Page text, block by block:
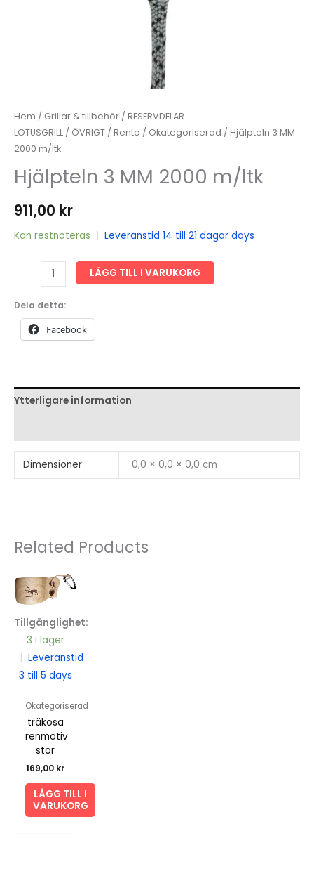
Hem / Grillar & tillbehör / RESERVDELAR
LOTUSGRILL / ÖVRIGT / Rento / Okategoriserad / Hjälpteln 3 MM
2000 m/ltk
Hjälpteln 3 MM 2000 m/ltk
911,00 kr
Kan restnoteras Leveranstid 14 till 21 dagar days
Hjälpteln
MM
2000
m/ltk
LÄGG TILL I VARUKORG
Dela detta:
Facebook
Ytterligare information
Dimensioner 0,0 × 0,0 × 0,0 cm
Related Products
Tillgänglighet:
3 i lager
Leveranstid
3 till 5 days
Okategoriserad
träkosa
renmotiv
stor
169,00 kr
LÄGG TILL I
VARUKORG